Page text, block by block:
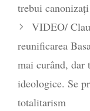
trebui
VIDEO/
reunificarea
mai curând,
ideologice. Se
totalitarism